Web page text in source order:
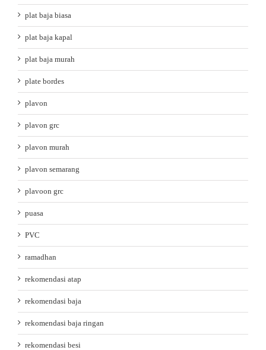
plat baja biasa
plat baja kapal
plat baja murah
plate bordes
plavon
plavon grc
plavon murah
plavon semarang
plavoon grc
puasa
PVC
ramadhan
rekomendasi atap
rekomendasi baja
rekomendasi baja ringan
rekomendasi besi